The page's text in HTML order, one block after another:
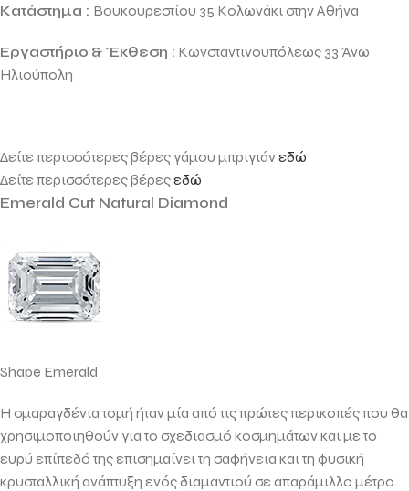
Κατάστημα : Βουκουρεστίου 35 Κολωνάκι στην Αθήνα
Εργαστήριο & Έκθεση : Κωνσταντινουπόλεως 33 Άνω
Ηλιούπολη
Δείτε περισσότερες βέρες γάμου μπριγιάνεδώ
Δείτε περισσότερες βέρεςεδώ
Emerald Cut Natural Diamond
Shape Emerald
Η σμαραγδένια τομή ήταν μία από τις πρώτες περικοπές που θα
χρησιμοποιηθούν για το σχεδιασμό κοσμημάτων και με το
ευρύ επίπεδό της επισημαίνει τη σαφήνεια και τη φυσική
κρυσταλλική ανάπτυξη ενός διαμαντιού σε απαράμιλλο μέτρο.